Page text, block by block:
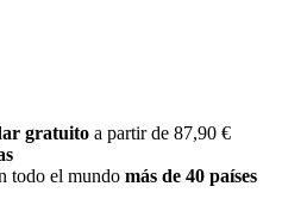
gratuito a partir de 87,90 €
todo el mundo más de 40 países